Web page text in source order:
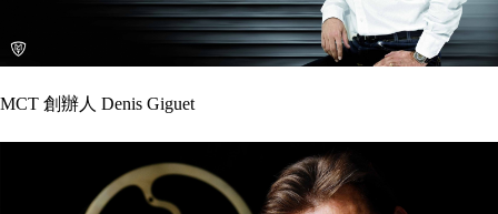
MCT 創辦人 Denis Giguet